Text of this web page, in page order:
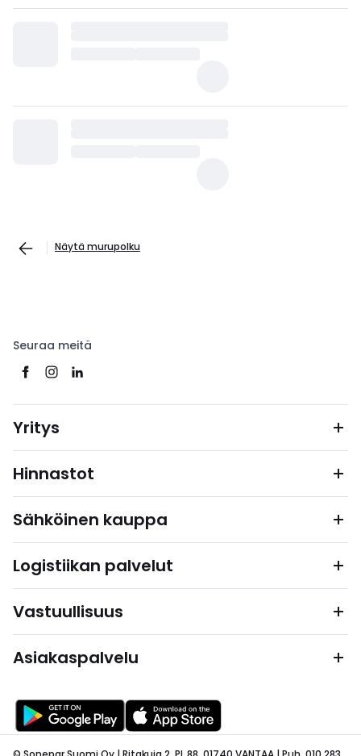
Näytä murupolku
Seuraa meitä
Yritys
Hinnastot
Sähköinen kauppa
Logistiikan palvelut
Vastuullisuus
Asiakaspalvelu